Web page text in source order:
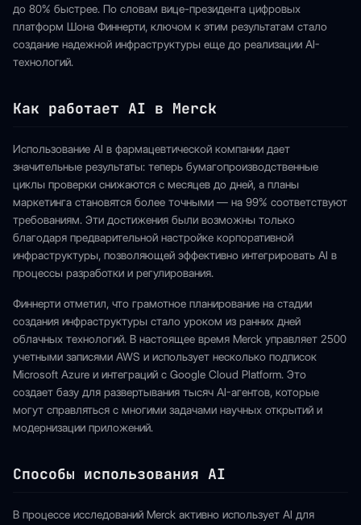
до 80% быстрее. По словам вице-президента цифровых
платформ Шона Финнерти, ключом к этим результатам стало
создание надежной инфраструктуры еще до реализации AI-
технологий.
Как работает AI в Merck
Использование AI в фармацевтической компании дает
значительные результаты: теперь бумагопроизводственные
циклы проверки снижаются с месяцев до дней, а планы
маркетинга становятся более точными — на 99% соответствуют
требованиям. Эти достижения были возможны только
благодаря предварительной настройке корпоративной
инфраструктуры, позволяющей эффективно интегрировать AI в
процессы разработки и регулирования.
Финнерти отметил, что грамотное планирование на стадии
создания инфраструктуры стало уроком из ранних дней
облачных технологий. В настоящее время Merck управляет 2500
учетными записями AWS и использует несколько подписок
Microsoft Azure и интеграций с Google Cloud Platform. Это
создает базу для развертывания тысяч AI-агентов, которые
могут справляться с многими задачами научных открытий и
модернизации приложений.
Способы использования AI
В процессе исследований Merck активно использует AI для